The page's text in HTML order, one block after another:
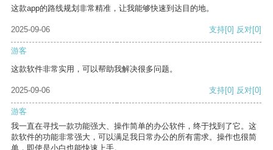
这款app的路线规划非常精准，让我能够快速到达目的地。
2025-09-06 支持[0] 反对[0]
游客
这款软件非常实用，可以帮助我解决很多问题。
2025-09-06 支持[0] 反对[0]
游客
我一直在寻找一款功能强大、操作简单的办公软件，终于找到了它。这
款软件的功能非常强大，可以满足我日常办公的所有需求。操作也很简
单，即使是小白也能快速上手。